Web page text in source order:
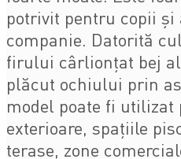
potrivit pentru copii și
companie. Datorită
firului cârlionțat bej
plăcut ochiului prin
model poate fi
exterioare, spațiile
terase, zone